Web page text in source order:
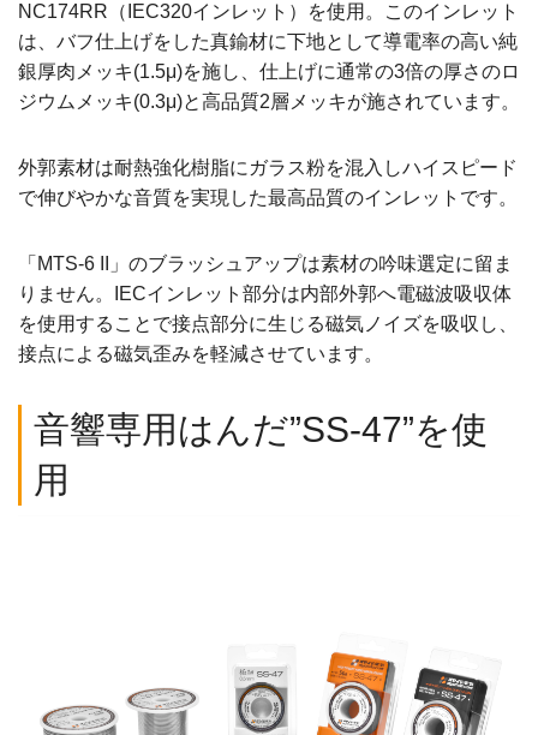
NC174RR（IEC320インレット）を使用。このインレット
は、バフ仕上げをした真鍮材に下地として導電率の高い純
銀厚肉メッキ(1.5μ)を施し、仕上げに通常の3倍の厚さのロ
ジウムメッキ(0.3μ)と高品質2層メッキが施されています。
外郭素材は耐熱強化樹脂にガラス粉を混入しハイスピード
で伸びやかな音質を実現した最高品質のインレットです。
「MTS-6 II」のブラッシュアップは素材の吟味選定に留ま
りません。IECインレット部分は内部外郭へ電磁波吸収体
を使用することで接点部分に生じる磁気ノイズを吸収し、
接点による磁気歪みを軽減させています。
音響専用はんだ”SS-47”を使
用